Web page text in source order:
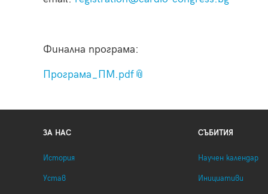
Финална програма:
Програма_ПМ.pdf
ЗА НАС
История
Устав
СЪБИТИЯ
Научен календар
Инициативи